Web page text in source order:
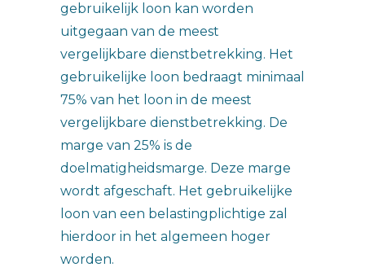
gebruikelijk loon kan worden
uitgegaan van de meest
vergelijkbare dienstbetrekking. Het
gebruikelijke loon bedraagt minimaal
75% van het loon in de meest
vergelijkbare dienstbetrekking. De
marge van 25% is de
doelmatigheidsmarge. Deze marge
wordt afgeschaft. Het gebruikelijke
loon van een belastingplichtige zal
hierdoor in het algemeen hoger
worden.